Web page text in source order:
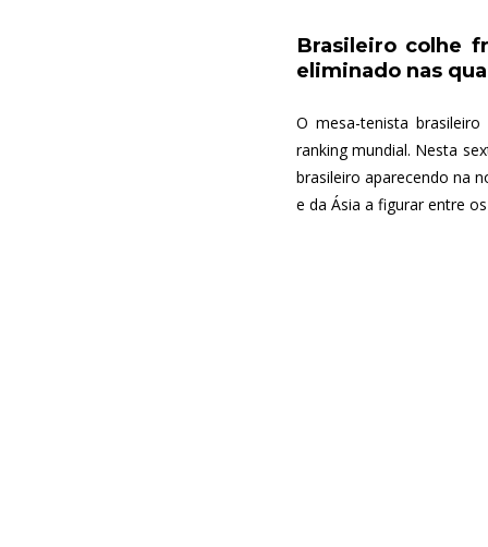
Brasileiro colhe
eliminado nas
O mesa-tenista
ranking mundial. Nesta
brasileiro aparecendo na
e da Ásia a figurar entre